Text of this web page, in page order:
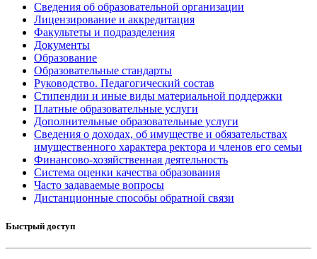
Сведения об образовательной организации
Лицензирование и аккредитация
Факультеты и подразделения
Документы
Образование
Образовательные стандарты
Руководство. Педагогический состав
Стипендии и иные виды материальной поддержки
Платные образовательные услуги
Дополнительные образовательные услуги
Сведения о доходах, об имуществе и обязательствах
имущественного характера ректора и членов его семьи
Финансово-хозяйственная деятельность
Система оценки качества образования
Часто задаваемые вопросы
Дистанционные способы обратной связи
Быстрый доступ